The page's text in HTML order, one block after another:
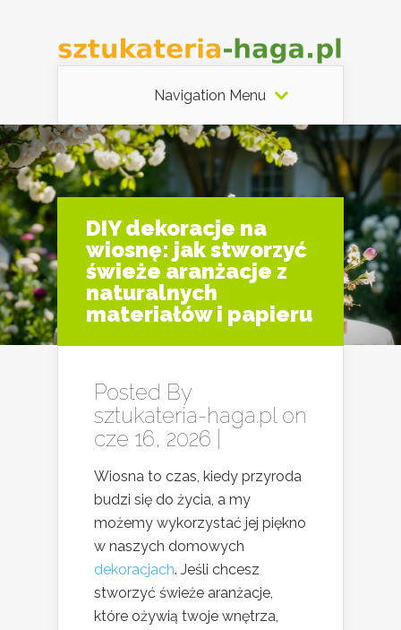
Navigation Menu
DIY dekoracje na
wiosnę: jak stworzyć
świeże aranżacje z
naturalnych
materiałów i papieru
Posted By
sztukateria-haga.plon
cze 16, 2026 |
Wiosna to czas, kiedy przyroda
budzi się do życia, a my
możemy wykorzystać jej piękno
w naszych domowych
dekoracjach. Jeśli chcesz
stworzyć świeże aranżacje,
które ożywią twoje wnętrza,